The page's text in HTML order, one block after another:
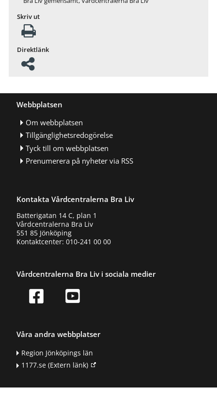
Skriv ut
Direktlänk
Webbplatsen
Om webbplatsen
Tillgänglighetsredogörelse
Tyck till om webbplatsen
Prenumerera på nyheter via RSS
Kontakta Vårdcentralerna Bra Liv
Batterigatan 14 C, plan 1
Vårdcentralerna Bra Liv
551 85 Jönköping
Kontaktcenter: 010-241 00 00
Vårdcentralerna Bra Liv i sociala medier
Våra andra webbplatser
Region Jönköpings län
1177.se(Extern länk)